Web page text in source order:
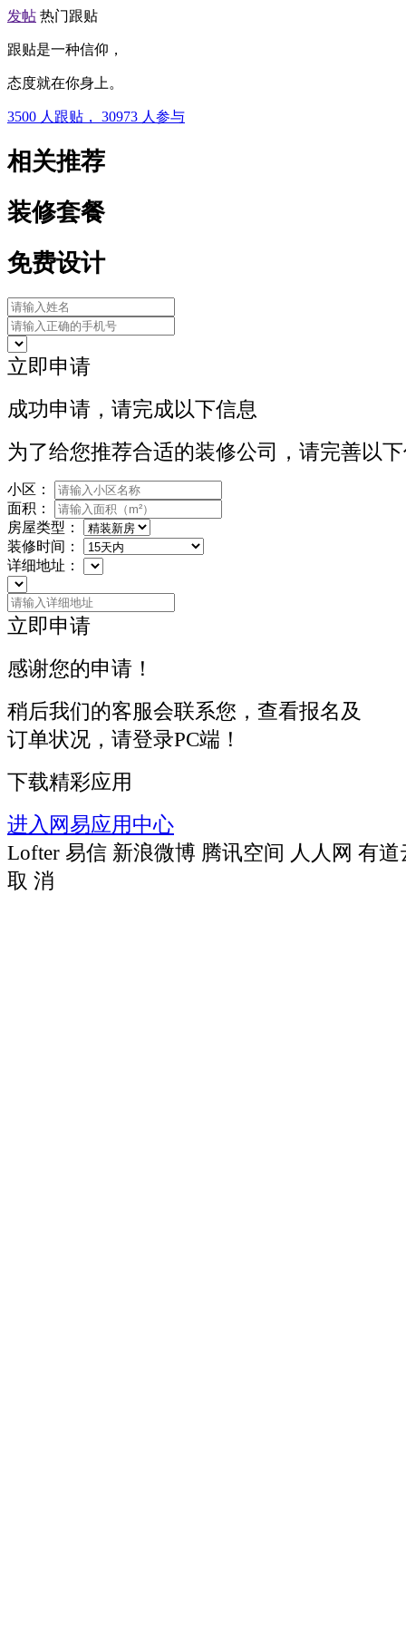
发帖 热门跟贴
跟贴是一种信仰，
态度就在你身上。
3500 人跟贴， 30973 人参与
相关推荐
装修套餐
免费设计
立即申请
成功申请，请完成以下信息
为了给您推荐合适的装修公司，请完善以
小区：
面积：
房屋类型：
装修时间：
详细地址：
立即申请
感谢您的申请！
稍后我们的客服会联系您，查看报名及
订单状况，请登录PC端！
下载精彩应用
进入网易应用中心
Lofter 易信 新浪微博 腾讯空间 人人网 有道
取 消